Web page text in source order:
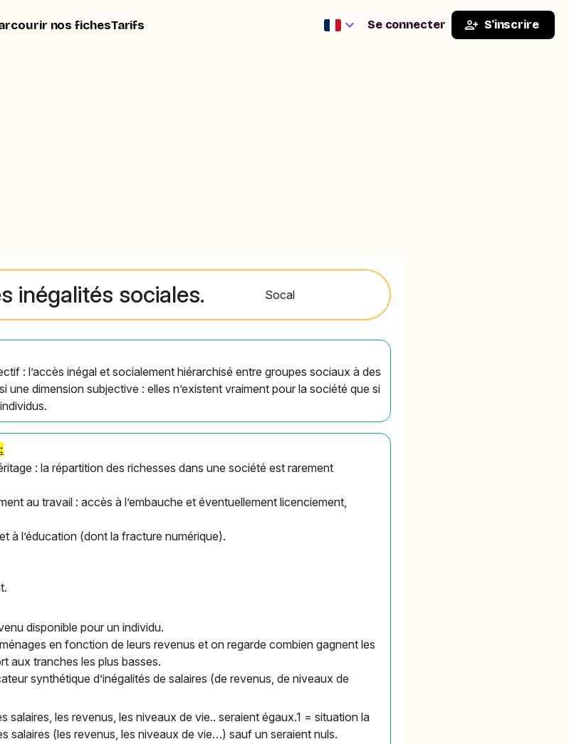
nos fichesTarifs Se connecter S'inscrire
inégalités sociales. Socal
: l’accès inégal et socialement hiérarchisé entre groupes sociaux à des
une dimension subjective : elles n’existent vraiment pour la société que si
: la répartition des richesses dans une société est rarement
au travail : accès à l’embauche et éventuellement licenciement,
à l’éducation (dont la fracture numérique).
disponible pour un individu.
en fonction de leurs revenus et on regarde combien gagnent les
aux tranches les plus basses.
synthétique d’inégalités de salaires (de revenus, de niveaux de
salaires, les revenus, les niveaux de vie.. seraient égaux.1 = situation la
salaires (les revenus, les niveaux de vie…) sauf un seraient nuls.